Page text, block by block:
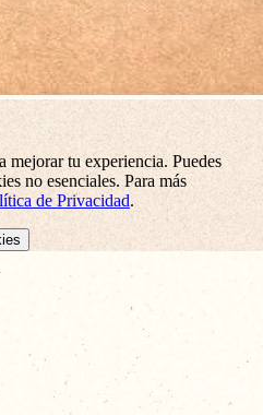
mejorar tu experiencia. Puedes
no esenciales. Para más
de Privacidad.